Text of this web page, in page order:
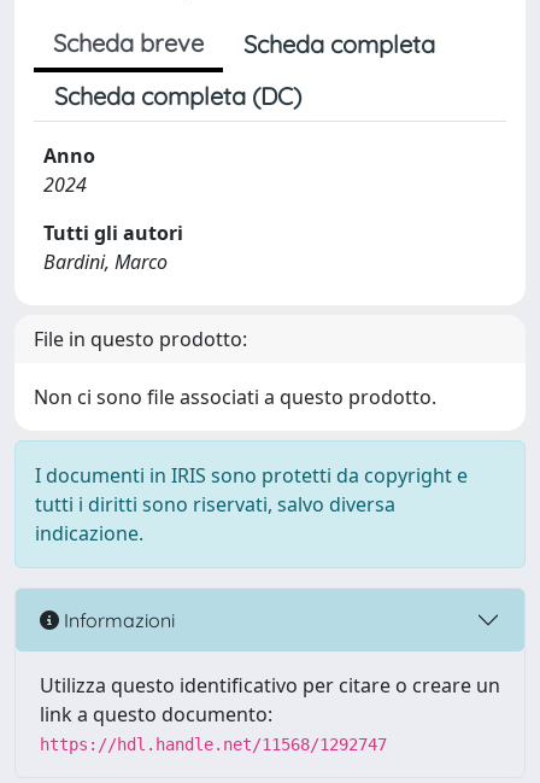
Scheda breve
Scheda completa
Scheda completa (DC)
Anno
2024
Tutti gli autori
Bardini, Marco
File in questo prodotto:
Non ci sono file associati a questo prodotto.
I documenti in IRIS sono protetti da copyright e
tutti i diritti sono riservati, salvo diversa
indicazione.
Informazioni
Utilizza questo identificativo per citare o creare un
link a questo documento:
https://hdl.handle.net/11568/1292747